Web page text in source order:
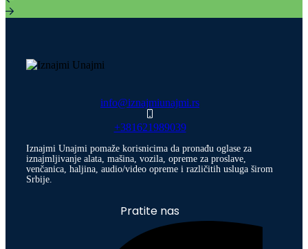
info@iznajmiunajmi.rs
+381621989039
Iznajmi Unajmi pomaže korisnicima da pronađu oglase za
iznajmljivanje alata, mašina, vozila, opreme za proslave,
venčanica, haljina, audio/video opreme i različitih usluga širom
Srbije.
Pratite nas